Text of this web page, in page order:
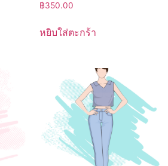
฿350.00
หยิบใส่ตะกร้า